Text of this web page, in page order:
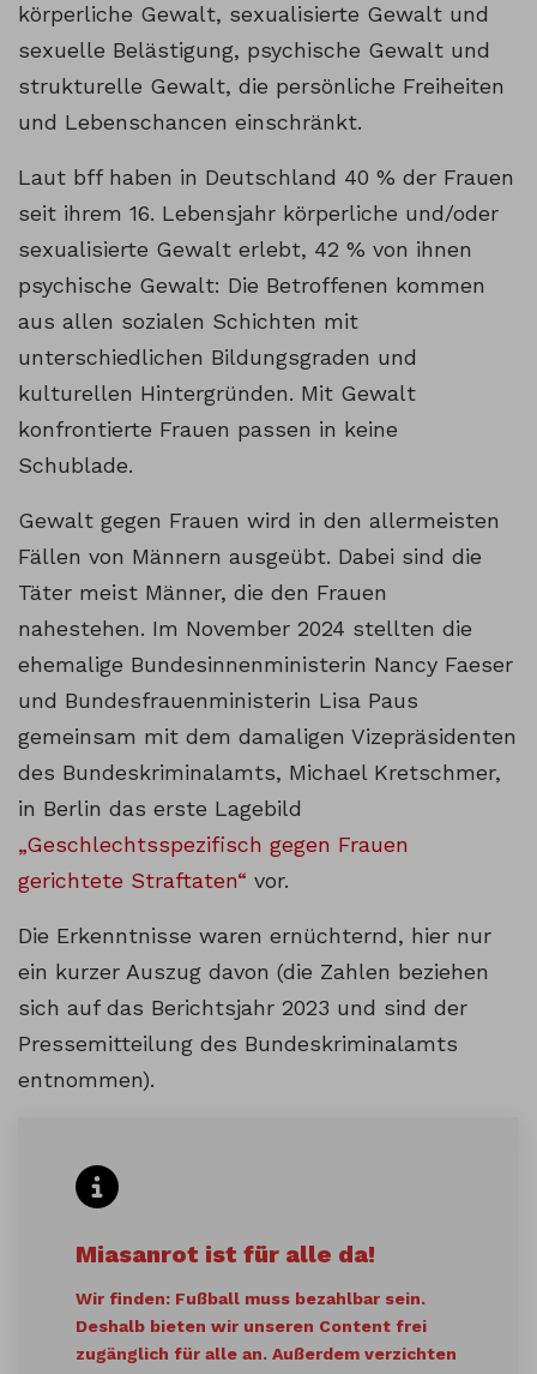
körperliche Gewalt, sexualisierte Gewalt und
sexuelle Belästigung, psychische Gewalt und
strukturelle Gewalt, die persönliche Freiheiten
und Lebenschancen einschränkt.
Laut bff haben in Deutschland 40 % der Frauen
seit ihrem 16. Lebensjahr körperliche und/oder
sexualisierte Gewalt erlebt, 42 % von ihnen
psychische Gewalt: Die Betroffenen kommen
aus allen sozialen Schichten mit
unterschiedlichen Bildungsgraden und
kulturellen Hintergründen. Mit Gewalt
konfrontierte Frauen passen in keine
Schublade.
Gewalt gegen Frauen wird in den allermeisten
Fällen von Männern ausgeübt. Dabei sind die
Täter meist Männer, die den Frauen
nahestehen. Im November 2024 stellten die
ehemalige Bundesinnenministerin Nancy Faeser
und Bundesfrauenministerin Lisa Paus
gemeinsam mit dem damaligen Vizepräsidenten
des Bundeskriminalamts, Michael Kretschmer,
in Berlin das erste Lagebild
„Geschlechtsspezifisch gegen Frauen
gerichtete Straftaten“ vor.
Die Erkenntnisse waren ernüchternd, hier nur
ein kurzer Auszug davon (die Zahlen beziehen
sich auf das Berichtsjahr 2023 und sind der
Pressemitteilung des Bundeskriminalamts
entnommen).
Miasanrot ist für alle da!
Wir finden: Fußball muss bezahlbar sein.
Deshalb bieten wir unseren Content frei
zugänglich für alle an. Außerdem verzichten